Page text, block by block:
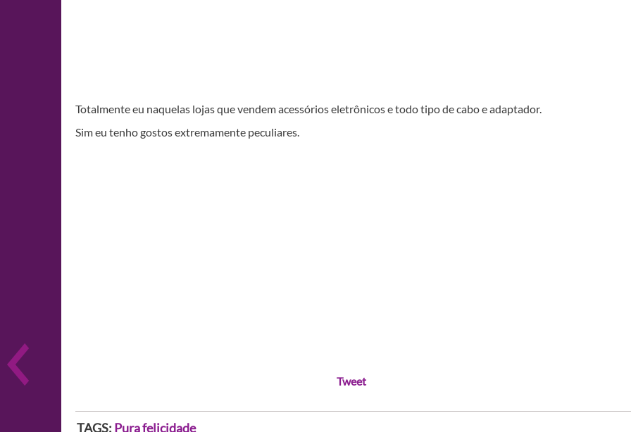
Totalmente eu naquelas lojas que vendem acessórios eletrônicos e todo tipo de cabo e adaptador.
Sim eu tenho gostos extremamente peculiares.
Tweet
TAGS: Pura felicidade